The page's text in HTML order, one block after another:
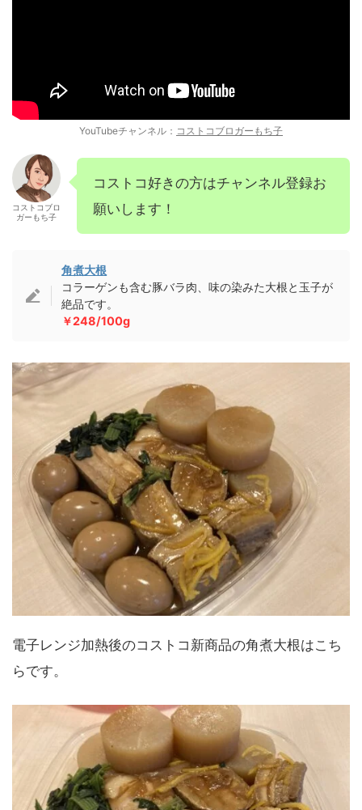
YouTubeチャンネル： コストコブロガーもち子
コストコブロ
ガーもち子
コストコ好きの方はチャンネル登録お
願いします！
角煮大根
コラーゲンも含む豚バラ肉、味の染みた大根と玉子が
絶品です。
￥248/100g
電子レンジ加熱後のコストコ新商品の角煮大根はこち
らです。